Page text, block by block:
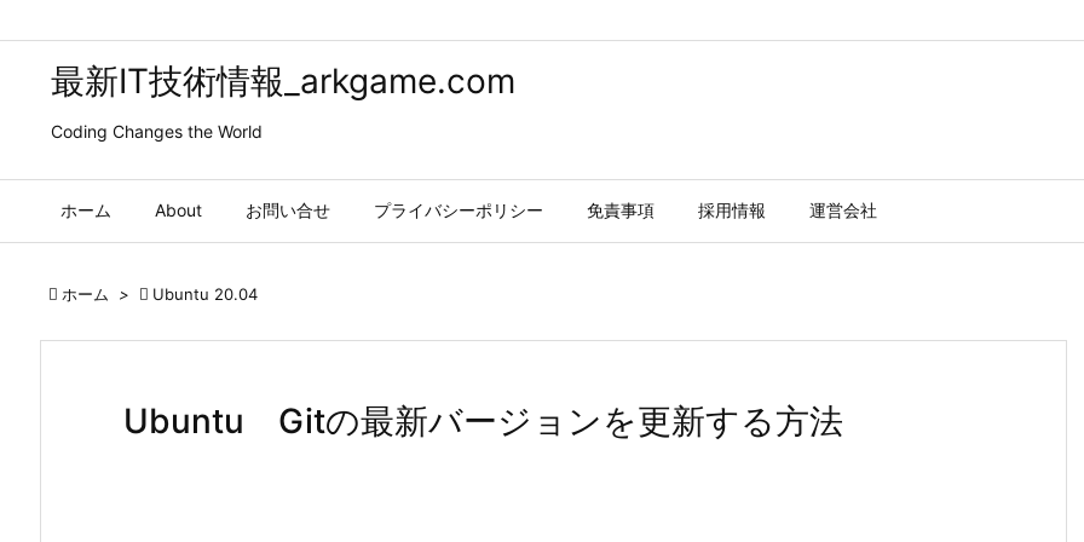
最新IT技術情報_arkgame.com
Coding Changes the World
ホーム About お問い合せ プライバシーポリシー 免責事項 採用情報 運営会社
 ホーム >  Ubuntu 20.04
Ubuntu Gitの最新バージョンを更新する方法